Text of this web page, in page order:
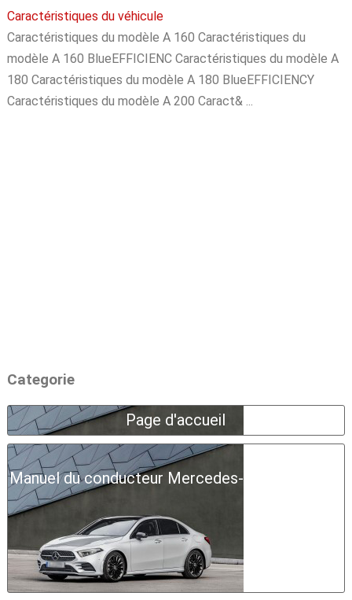
Caractéristiques du véhicule
Caractéristiques du modèle A 160 Caractéristiques du
modèle A 160 BlueEFFICIENC Caractéristiques du modèle A
180 Caractéristiques du modèle A 180 BlueEFFICIENCY
Caractéristiques du modèle A 200 Caract& ...
Categorie
Page d'accueil
Manuel du conducteur Mercedes-Benz Classe A